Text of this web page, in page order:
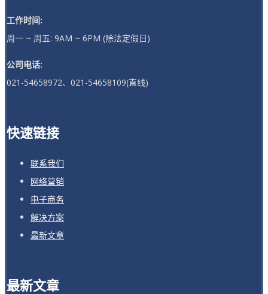
工作时间:
周一 ~ 周五: 9AM ~ 6PM (除法定假日)
公司电话:
021-54658972、021-54658109(直线)
快速链接
联系我们
网络营销
电子商务
解决方案
最新文章
最新文章